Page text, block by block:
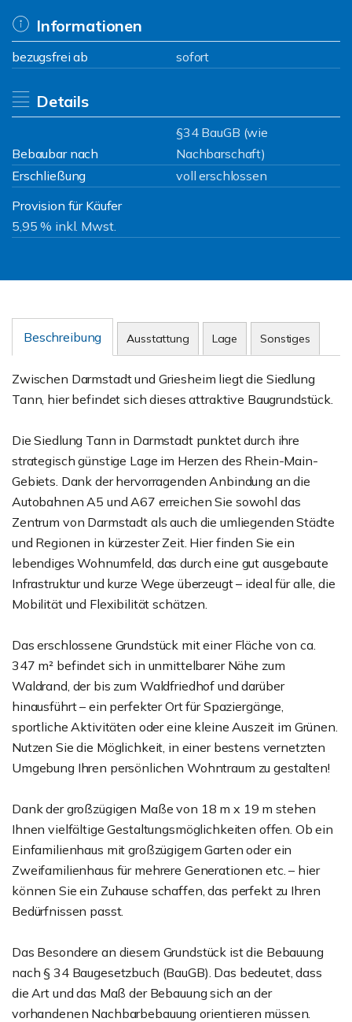
Informationen
bezugsfrei ab sofort
Details
Bebaubar nach
§34 BauGB (wie
Nachbarschaft)
Erschließung
voll erschlossen
Provision für Käufer
5,95 % inkl. Mwst.
Beschreibung Ausstattung Lage Sonstiges
Zwischen Darmstadt und Griesheim liegt die Siedlung
Tann, hier befindet sich dieses attraktive Baugrundstück.
Die Siedlung Tann in Darmstadt punktet durch ihre
strategisch günstige Lage im Herzen des Rhein-Main-
Gebiets. Dank der hervorragenden Anbindung an die
Autobahnen A5 und A67 erreichen Sie sowohl das
Zentrum von Darmstadt als auch die umliegenden Städte
und Regionen in kürzester Zeit. Hier finden Sie ein
lebendiges Wohnumfeld, das durch eine gut ausgebaute
Infrastruktur und kurze Wege überzeugt – ideal für alle, die
Mobilität und Flexibilität schätzen.
Das erschlossene Grundstück mit einer Fläche von ca.
347 m² befindet sich in unmittelbarer Nähe zum
Waldrand, der bis zum Waldfriedhof und darüber
hinausführt – ein perfekter Ort für Spaziergänge,
sportliche Aktivitäten oder eine kleine Auszeit im Grünen.
Nutzen Sie die Möglichkeit, in einer bestens vernetzten
Umgebung Ihren persönlichen Wohntraum zu gestalten!
Dank der großzügigen Maße von 18 m x 19 m stehen
Ihnen vielfältige Gestaltungsmöglichkeiten offen. Ob ein
Einfamilienhaus mit großzügigem Garten oder ein
Zweifamilienhaus für mehrere Generationen etc. – hier
können Sie ein Zuhause schaffen, das perfekt zu Ihren
Bedürfnissen passt.
Das Besondere an diesem Grundstück ist die Bebauung
nach § 34 Baugesetzbuch (BauGB). Das bedeutet, dass
die Art und das Maß der Bebauung sich an der
vorhandenen Nachbarbebauung orientieren müssen.